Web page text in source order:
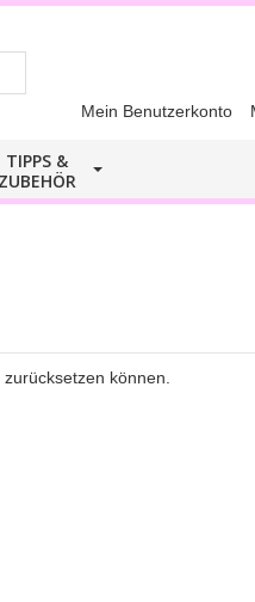
Mein Benutzerkonto
TIPPS &
ZUBEHÖR
können.